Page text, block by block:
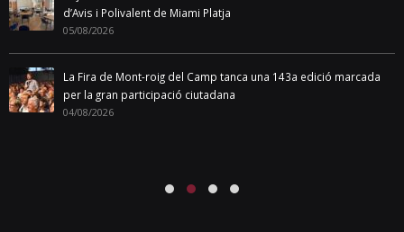
d’Avis i Polivalent de Miami Platja
05/08/2026
La Fira de Mont-roig del Camp tanca una 143a edició marcada
per la gran participació ciutadana
04/08/2026